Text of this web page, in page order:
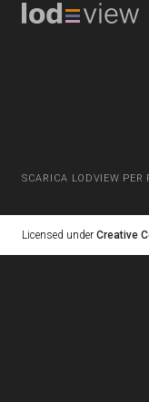
SCARICA LODVIEW PER
Licensed under Creative